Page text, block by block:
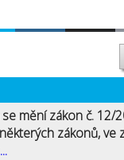
mění zákon č. 12/
zákonů, ve